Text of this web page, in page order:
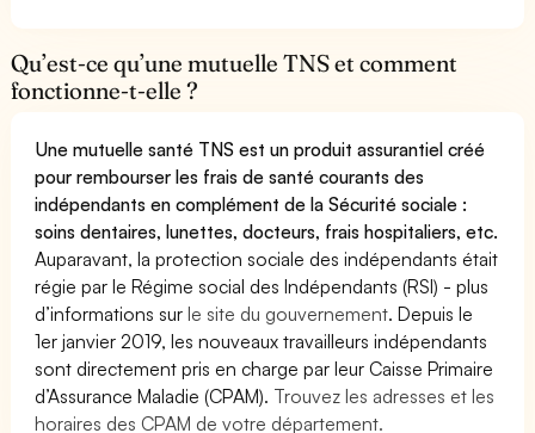
Qu’est-ce qu’une mutuelle TNS et comment
fonctionne-t-elle ?
Une mutuelle santé TNS est un produit assurantiel créé
pour rembourser les frais de santé courants des
indépendants en complément de la Sécurité sociale :
soins dentaires, lunettes, docteurs, frais hospitaliers, etc.
Auparavant, la protection sociale des indépendants était
régie par le Régime social des Indépendants (RSI) - plus
d’informations surle site du gouvernement. Depuis le
1er janvier 2019, les nouveaux travailleurs indépendants
sont directement pris en charge par leur Caisse Primaire
d’Assurance Maladie (CPAM). Trouvez les adresses et les
horaires des CPAM de votre département.